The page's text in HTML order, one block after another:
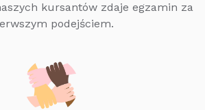
kursantów zdaje egzamin za
podejściem.